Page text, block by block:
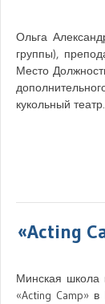
Ольга
группы),
Место
кукольный
«Acting
Минская школа
«Acting Camp»